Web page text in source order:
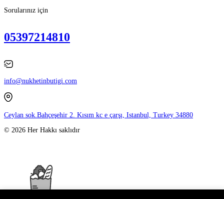
Sorularınız için
05397214810
info@nukhetinbutigi.com
Ceylan sok.Bahçeşehir 2. Kısım kc e çarşı, Istanbul, Turkey 34880
© 2026 Her Hakkı saklıdır